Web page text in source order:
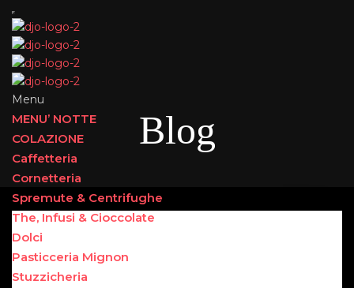
Menu
MENU’ NOTTE
COLAZIONE
Caffetteria
Cornetteria
Spremute & Centrifughe
The, Infusi & Cioccolate
Dolci
Pasticceria Mignon
Stuzzicheria
Blog